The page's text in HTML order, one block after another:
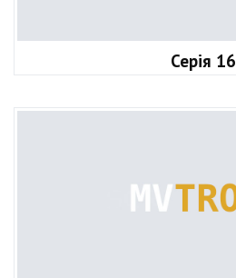
Серія 16